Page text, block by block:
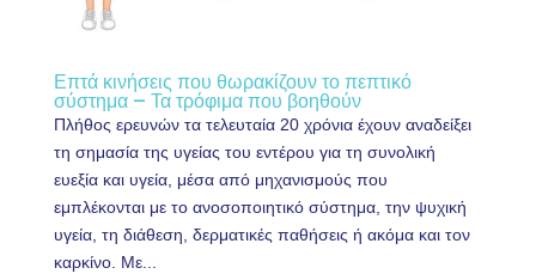
Επτά κινήσεις που θωρακίζουν το πεπτικό
σύστημα – Τα τρόφιμα που βοηθούν
Πλήθος ερευνών τα τελευταία 20 χρόνια έχουν αναδείξει
τη σημασία της υγείας του εντέρου για τη συνολική
ευεξία και υγεία, μέσα από μηχανισμούς που
εμπλέκονται με το ανοσοποιητικό σύστημα, την ψυχική
υγεία, τη διάθεση, δερματικές παθήσεις ή ακόμα και τον
καρκίνο. Με...